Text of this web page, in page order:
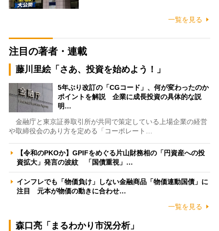
一覧を見る
注目の著者・連載
藤川里絵「さあ、投資を始めよう！」
5年ぶり改訂の「CGコード」、何が変わったのか
ポイントを解説 企業に成長投資の具体的な説
明…
金融庁と東京証券取引所が共同で策定している上場企業の経営
や取締役会のあり方を定める「コーポレート…
【令和のPKOか】GPIFをめぐる片山財務相の「円資産への投
資拡大」発言の波紋 「国債重視」…
インフレでも「物価負け」しない金融商品「物価連動国債」に
注目 元本が物価の動きに合わせ…
一覧を見る
森口亮「まるわかり市況分析」